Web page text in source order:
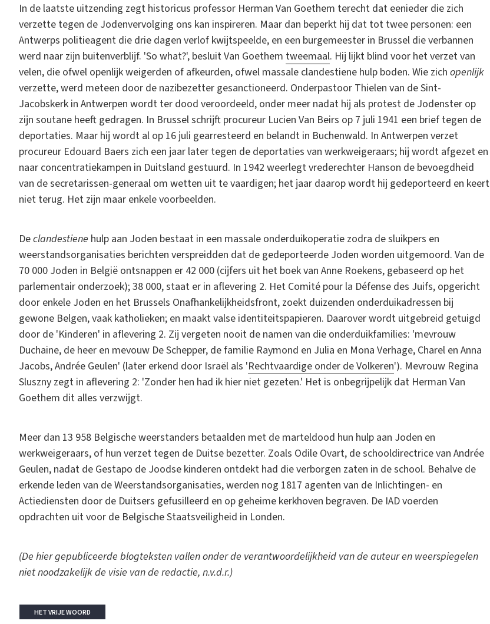
In de laatste uitzending zegt historicus professor Herman Van Goethem terecht dat eenieder die zich
verzette tegen de Jodenvervolging ons kan inspireren. Maar dan beperkt hij dat tot twee personen: een
Antwerps politieagent die drie dagen verlof kwijtspeelde, en een burgemeester in Brussel die verbannen
werd naar zijn buitenverblijf. 'So what?', besluit Van Goethem tweemaal. Hij lijkt blind voor het verzet van
velen, die ofwel openlijk weigerden of afkeurden, ofwel massale clandestiene hulp boden. Wie zich openlijk
verzette, werd meteen door de nazibezetter gesanctioneerd. Onderpastoor Thielen van de Sint-
Jacobskerk in Antwerpen wordt ter dood veroordeeld, onder meer nadat hij als protest de Jodenster op
zijn soutane heeft gedragen. In Brussel schrijft procureur Lucien Van Beirs op 7 juli 1941 een brief tegen de
deportaties. Maar hij wordt al op 16 juli gearresteerd en belandt in Buchenwald. In Antwerpen verzet
procureur Edouard Baers zich een jaar later tegen de deportaties van werkweigeraars; hij wordt afgezet en
naar concentratiekampen in Duitsland gestuurd. In 1942 weerlegt vrederechter Hanson de bevoegdheid
van de secretarissen-generaal om wetten uit te vaardigen; het jaar daarop wordt hij gedeporteerd en keert
niet terug. Het zijn maar enkele voorbeelden.
Declandestiene hulp aan Joden bestaat in een massale onderduikoperatie zodra de sluikpers en
weerstandsorganisaties berichten verspreidden dat de gedeporteerde Joden worden uitgemoord. Van de
70 000 Joden in België ontsnappen er 42 000 (cijfers uit het boek van Anne Roekens, gebaseerd op het
parlementair onderzoek); 38 000, staat er in aflevering 2. Het Comité pour la Défense des Juifs, opgericht
door enkele Joden en het Brussels Onafhankelijkheidsfront, zoekt duizenden onderduikadressen bij
gewone Belgen, vaak katholieken; en maakt valse identiteitspapieren. Daarover wordt uitgebreid getuigd
door de 'Kinderen' in aflevering 2. Zij vergeten nooit de namen van die onderduikfamilies: 'mevrouw
Duchaine, de heer en mevouw De Schepper, de familie Raymond en Julia en Mona Verhage, Charel en Anna
Jacobs, Andrée Geulen' (later erkend door Israël als 'Rechtvaardige onder de Volkeren'). Mevrouw Regina
Sluszny zegt in aflevering 2: 'Zonder hen had ik hier niet gezeten.' Het is onbegrijpelijk dat Herman Van
Goethem dit alles verzwijgt.
Meer dan 13 958 Belgische weerstanders betaalden met de marteldood hun hulp aan Joden en
werkweigeraars, of hun verzet tegen de Duitse bezetter. Zoals Odile Ovart, de schooldirectrice van Andrée
Geulen, nadat de Gestapo de Joodse kinderen ontdekt had die verborgen zaten in de school. Behalve de
erkende leden van de Weerstandsorganisaties, werden nog 1817 agenten van de Inlichtingen- en
Actiediensten door de Duitsers gefusilleerd en op geheime kerkhoven begraven. De IAD voerden
opdrachten uit voor de Belgische Staatsveiligheid in Londen.
(De hier gepubliceerde blogteksten vallen onder de verantwoordelijkheid van de auteur en weerspiegelen
niet noodzakelijk de visie van de redactie, n.v.d.r.)
HET VRIJE WOORD